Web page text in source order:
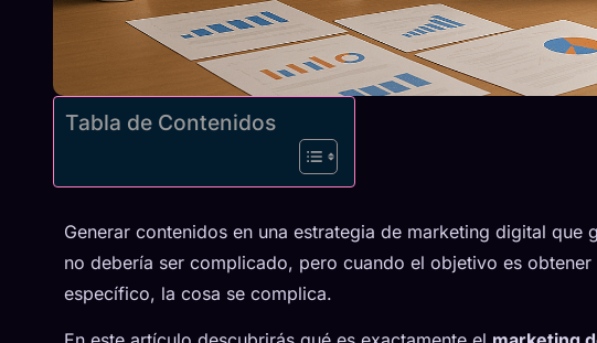
Tabla de Contenidos
Generar contenidos en una estrategia de marketing digital que
no debería ser complicado, pero cuando el objetivo es
específico, la cosa se complica.